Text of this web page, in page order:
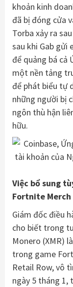
khoản kinh
đã bị đóng cửa
Torba xảy ra
sau khi Gab gửi
để quảng bá cả
một nền tảng
để phát biểu tự
những người bị
ngôn thù hận
hữu.
Việc bổ sung
Fortnite
Giám đốc điều
cho biết trong
Monero (XMR)
trong game
Retail Row, vô
ngày 5 tháng